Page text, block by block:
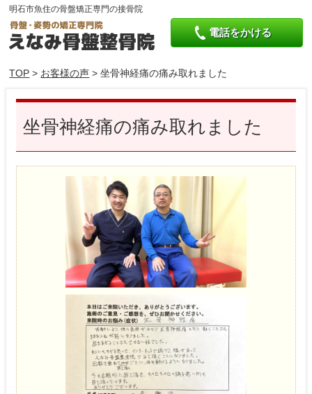
明石市魚住の骨盤矯正専門の接骨院
電話をかける
TOP > お客様の声 > 坐骨神経痛の痛み取れました
坐骨神経痛の痛み取れました